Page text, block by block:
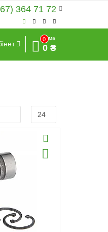
364 71 72
0
Сума
0 ₴